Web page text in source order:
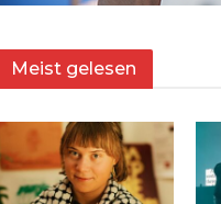
Meist gelesen